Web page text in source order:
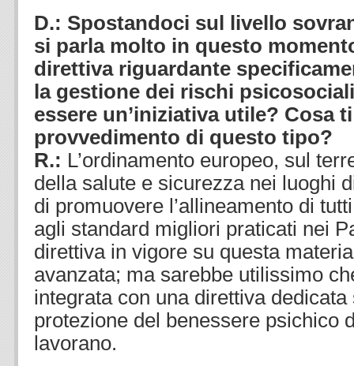
D.: Spostandoci sul livello
si parla molto in questo
direttiva riguardante
la gestione dei rischi
essere un’iniziativa utile? Cosa
provvedimento di questo tipo?
R.: L’ordinamento europeo, sul
della salute e sicurezza nei luoghi
di promuovere l’allineamento di
agli standard migliori praticati nei
direttiva in vigore su questa
avanzata; ma sarebbe utilissimo
integrata con una direttiva
protezione del benessere psichico
lavorano.